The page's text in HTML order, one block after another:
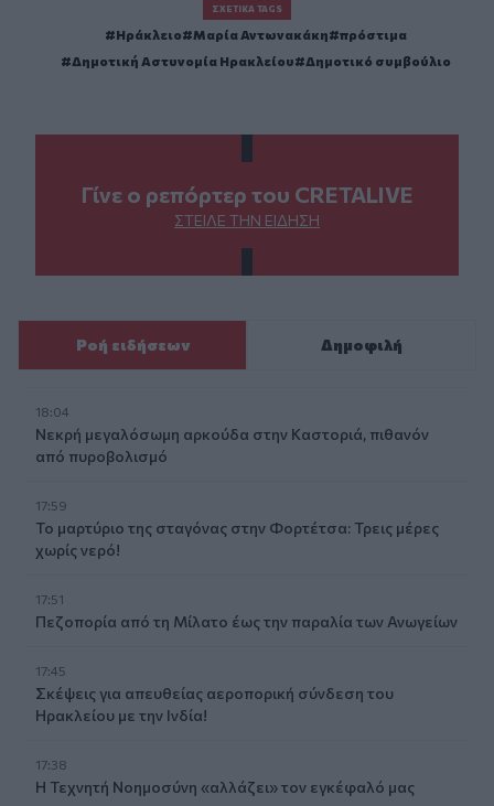
ΣΧΕΤΙΚΆ TAGS
Ηράκλειο Μαρία Αντωνακάκη
πρόστιμα
Δημοτική Αστυνομία Ηρακλείου
Δημοτικό συμβούλιο
Γίνε ο ρεπόρτερ του CRETALIVE
ΣΤΕΊΛΕ ΤΗΝ ΕΊΔΗΣΗ
Ροή ειδήσεων Δημοφιλή
18:04
Νεκρή μεγαλόσωμη αρκούδα στην Καστοριά, πιθανόν
από πυροβολισμό
17:59
Το μαρτύριο της σταγόνας στην Φορτέτσα: Τρεις μέρες
χωρίς νερό!
17:51
Πεζοπορία από τη Μίλατο έως την παραλία των Ανωγείων
17:45
Σκέψεις για απευθείας αεροπορική σύνδεση του
Ηρακλείου με την Ινδία!
17:38
Η Τεχνητή Νοημοσύνη «αλλάζει» τον εγκέφαλό μας